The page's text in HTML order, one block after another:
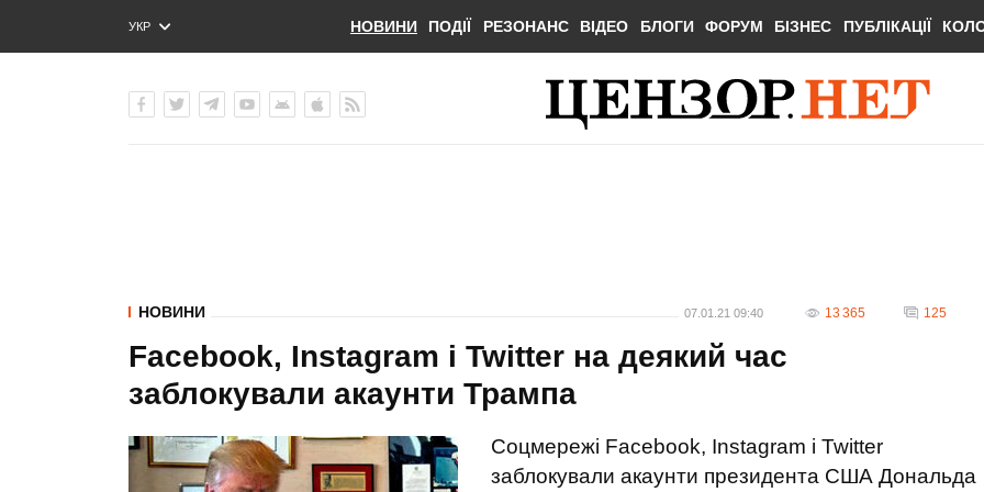
УКР
ENG
НОВИНИ ПОДІЇ РЕЗОНАНС ВІДЕО БЛОГИ ФОРУМ БІЗНЕС ПУБЛІКАЦІЇ
НОВИНИ 07.01.21 09:40 13 365 125
Facebook, Instagram і Twitter на деякий час
заблокували акаунти Трампа
Соцмережі Facebook, Instagram і Twitter
заблокували акаунти президента США Дональда